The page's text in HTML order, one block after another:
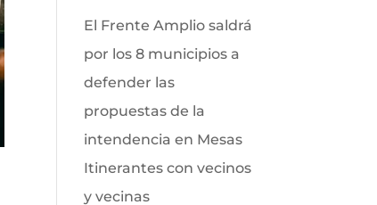
El Frente Amplio saldrá
por los 8 municipios a
defender las
propuestas de la
intendencia en Mesas
Itinerantes con vecinos
y vecinas